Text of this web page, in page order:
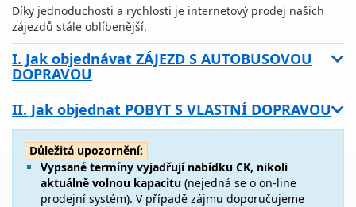
Díky jednoduchosti a rychlosti je internetový prodej našich
zájezdů stále oblíbenější.
I. Jak objednávat ZÁJEZD S AUTOBUSOVOU
DOPRAVOU
II. Jak objednat POBYT S VLASTNÍ DOPRAVOU
Důležitá upozornění:
Vypsané termíny vyjadřují nabídku CK, nikoli
aktuálně volnou kapacitu (nejedná se o on-line
prodejní systém). V případě zájmu doporučujeme